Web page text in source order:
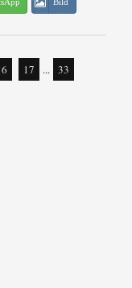
17 ... 33